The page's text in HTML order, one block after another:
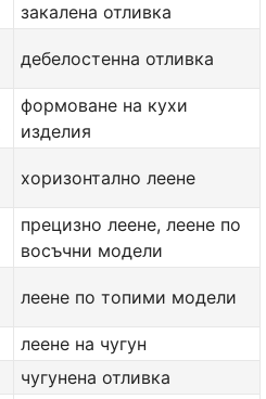
закалена отливка
дебелостенна отливка
формоване на кухи
изделия
хоризонтално леене
прецизно леене, леене по
восъчни модели
леене по топими модели
леене на чугун
чугунена отливка